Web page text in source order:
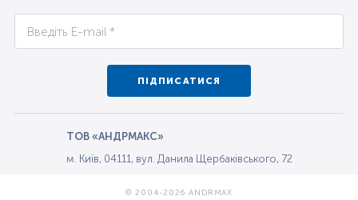
ПІДПИСАТИСЯ
ТОВ «АНДРМАКС»
м. Київ, 04111, вул. Данила Щербаківського, 72
© 2004-2026 ANDRMAX